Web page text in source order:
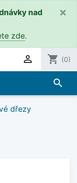
nad
zde.
×
 shopping_cart (0)
search
dřezy